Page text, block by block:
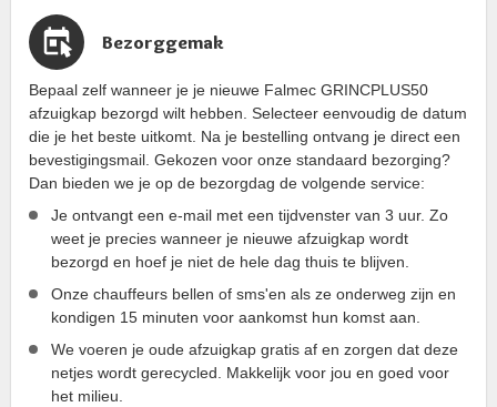
Bezorggemak
Bepaal zelf wanneer je je nieuwe Falmec GRINCPLUS50
afzuigkap bezorgd wilt hebben. Selecteer eenvoudig de datum
die je het beste uitkomt. Na je bestelling ontvang je direct een
bevestigingsmail. Gekozen voor onze standaard bezorging?
Dan bieden we je op de bezorgdag de volgende service:
Je ontvangt een e-mail met een tijdvenster van 3 uur. Zo
weet je precies wanneer je nieuwe afzuigkap wordt
bezorgd en hoef je niet de hele dag thuis te blijven.
Onze chauffeurs bellen of sms'en als ze onderweg zijn en
kondigen 15 minuten voor aankomst hun komst aan.
We voeren je oude afzuigkap gratis af en zorgen dat deze
netjes wordt gerecycled. Makkelijk voor jou en goed voor
het milieu.